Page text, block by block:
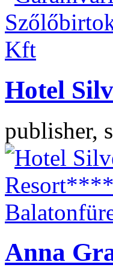
Hotel
publisher,
Anna